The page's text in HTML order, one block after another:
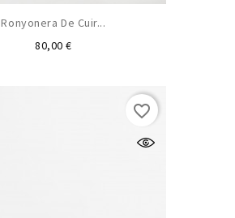
Ronyonera De Cuir...
80,00 €Preu
favorite_border